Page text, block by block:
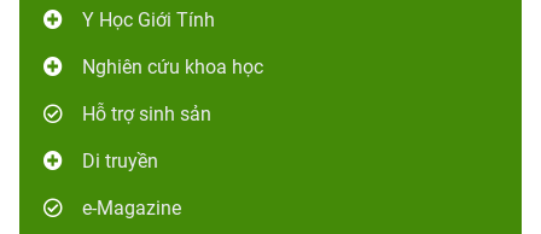
Y Học Giới Tính
Nghiên cứu khoa học
Hỗ trợ sinh sản
Di truyền
e-Magazine